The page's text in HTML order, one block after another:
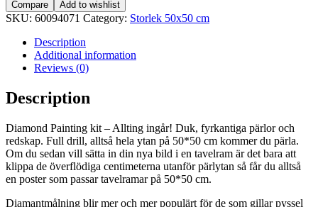
Compare Add to wishlist
SKU: 60094071 Category: Storlek 50x50 cm
Description
Additional information
Reviews (0)
Description
Diamond Painting kit – Allting ingår! Duk, fyrkantiga pärlor och
redskap. Full drill, alltså hela ytan på 50*50 cm kommer du pärla.
Om du sedan vill sätta in din nya bild i en tavelram är det bara att
klippa de överflödiga centimeterna utanför pärlytan så får du alltså
en poster som passar tavelramar på 50*50 cm.
Diamantmålning blir mer och mer populärt för de som gillar pyssel